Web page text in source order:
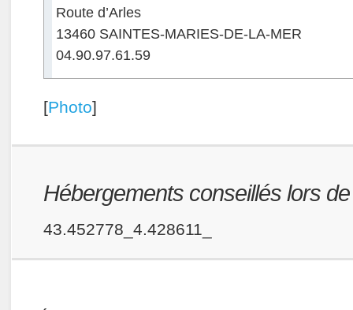
Route d’Arles
13460 SAINTES-MARIES-DE-LA-MER
04.90.97.61.59
[Photo]
Hébergements conseillés lors
43.452778_4.428611_